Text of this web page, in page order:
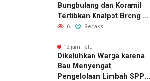
Bungbulang dan Koramil
Tertibkan Knalpot Brong di
Jalan Raya
6 Redaksi
12 jam lalu
Dikeluhkan Warga karena
Bau Menyengat,
Pengelolaan Limbah SPPG